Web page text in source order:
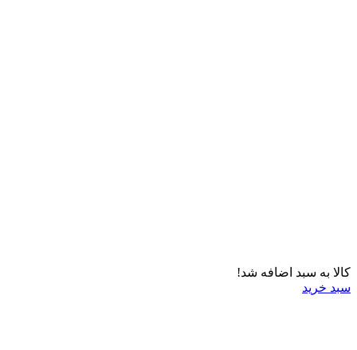
کالا به سبد اضافه شد!
سبد خرید